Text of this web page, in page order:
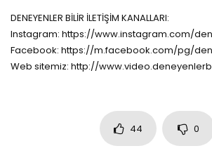
DENEYENLER BİLİR İLETİŞİM KANALLARI:
Instagram: https://www.instagram.com/
Facebook: https://m.facebook.com/pg/
Web sitemiz: http://
44 0